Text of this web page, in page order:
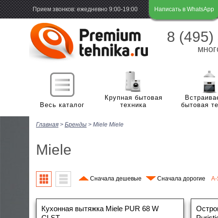
Прием звонков: ежедневно 9:00-19:00 Написать в WhatsApp
8 (495)
Весь каталог
Холодильная и морозильная техника
Стиральные и сушильные машины
Плиты
Крупная бытовая
техника
бытовая
Главная > Бренды > Miele Miele
Miele
Сначала дешевые Сначала дорогие
Кухонная вытяжка Miele PUR 68 W